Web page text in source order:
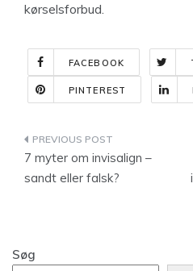
kørselsforbud.
FACEBOOK
PINTEREST
Indlægsnavigation
7 myter om invisalign –
sandt eller falsk?
Søg